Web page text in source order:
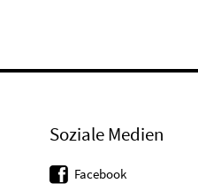
Soziale Medien
Facebook